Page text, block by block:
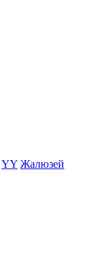
YY Жалюзей